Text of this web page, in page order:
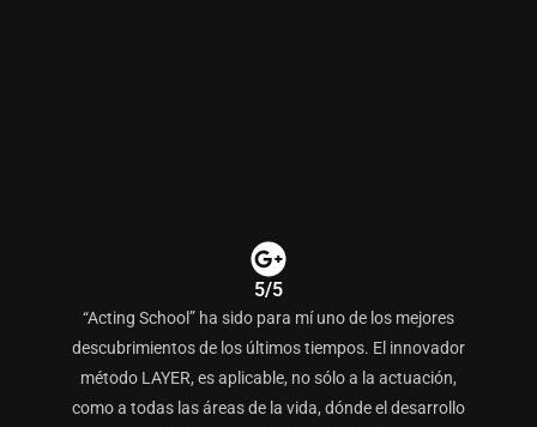
5/5
“Acting School” ha sido para mí uno de los mejores
descubrimientos de los últimos tiempos. El innovador
método LAYER, es aplicable, no sólo a la actuación,
como a todas las áreas de la vida, dónde el desarrollo